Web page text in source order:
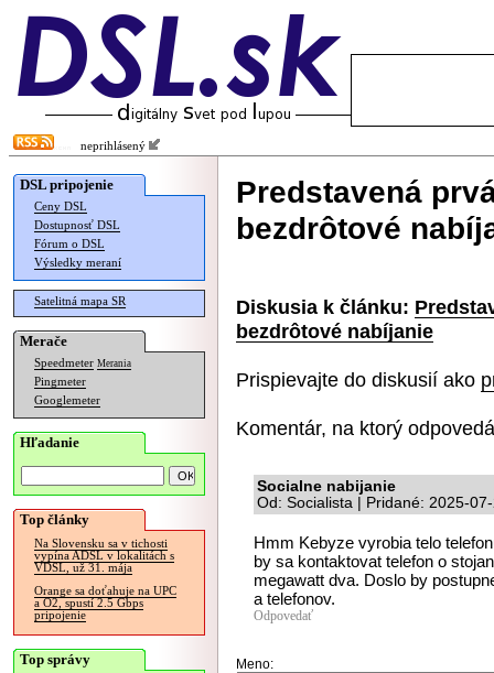
neprihlásený
DSL pripojenie
Ceny DSL
Dostupnosť DSL
Fórum o DSL
Výsledky meraní
Satelitná mapa SR
Merače
Speedmeter Merania
Pingmeter
Googlemeter
Hľadanie
Top články
Na Slovensku sa v tichosti
vypína ADSL v lokalitách s
VDSL, už 31. mája
Orange sa doťahuje na UPC
a O2, spustí 2.5 Gbps
pripojenie
Top správy
Predstavená
bezdrôtové
Diskusia k článku:
bezdrôtové nabíjanie
Prispievajte do diskusií ako
Komentár, na ktorý
Socialne nabijanie
Od: Socialista | Pridané: 2025-
Hmm Kebyze vyrobia telo
by sa kontaktovat telefon o
megawatt dva. Doslo by
a telefonov.
Odpovedať
Meno: